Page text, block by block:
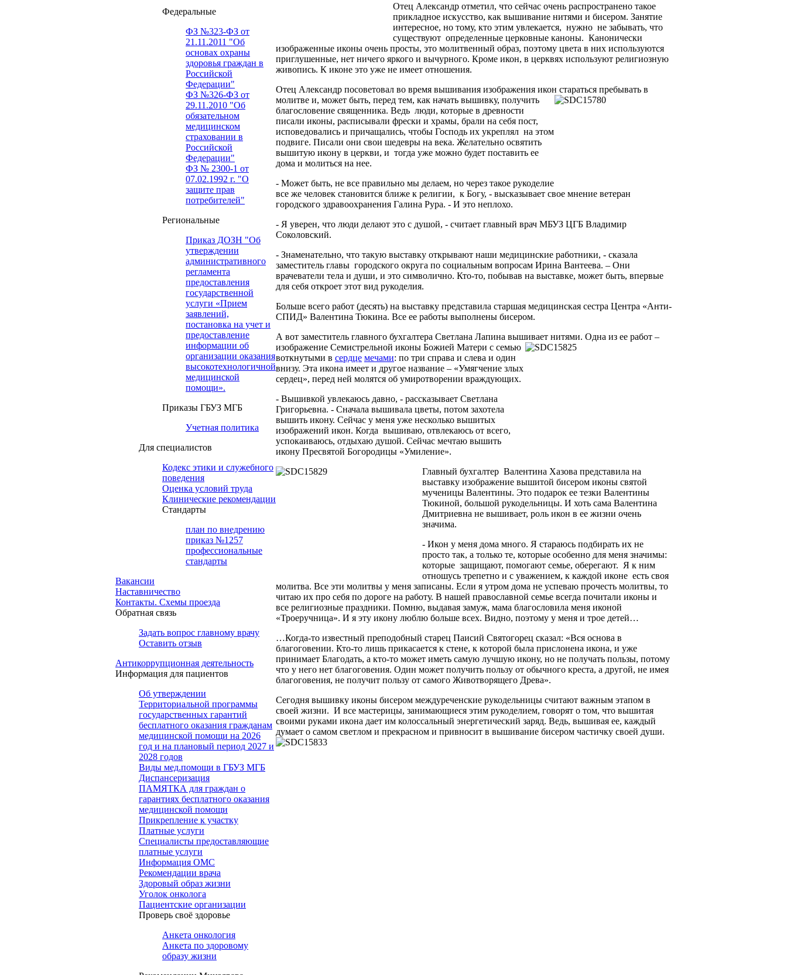
Федеральные
ФЗ №323-ФЗ от
21.11.2011 "Об
основах охраны
здоровья граждан в
Российской
Федерации"
ФЗ №326-ФЗ от
29.11.2010 "Об
обязательном
медицинском
страховании в
Российской
Федерации"
ФЗ № 2300-1 от
07.02.1992 г. "О
защите прав
потребителей"
Региональные
Приказ ДОЗН "Об
утверждении
административного
регламента
предоставления
государственной
услуги «Прием
заявлений,
постановка на учет и
предоставление
информации об
организации оказания
высокотехнологичной
медицинской
помощи».
Приказы ГБУЗ МГБ
Учетная политика
Для специалистов
Кодекс этики и служебного
поведения
Оценка условий труда
Клинические рекомендации
Cтандарты
план по внедрению
приказ №1257
профессиональные
стандарты
Вакансии
Наставничество
Контакты. Схемы проезда
Обратная связь
Задать вопрос главному врачу
Оставить отзыв
Антикоррупционная деятельность
Информация для пациентов
Об утверждении
Территориальной программы
государственных гарантий
бесплатного оказания гражданам
медицинской помощи на 2026
год и на плановый период 2027 и
2028 годов
Виды мед.помощи в ГБУЗ МГБ
Диспансеризация
ПАМЯТКА для граждан о
гарантиях бесплатного оказания
медицинской помощи
Прикрепление к участку
Платные услуги
Специалисты предоставляющие
платные услуги
Информация ОМС
Рекомендации врача
Здоровый образ жизни
Уголок онколога
Пациентские организации
Проверь своё здоровье
Анкета онкология
Анкета по здоровому
образу жизни
Отец Александр отметил, что сейчас очень распространено такое
прикладное искусство, как вышивание нитями и бисером. Занятие
интересное, но тому, кто этим увлекается, нужно не забывать, что
существуют определенные церковные каноны. Канонически
изображенные иконы очень просты, это молитвенный образ, поэтому цвета в них используются
приглушенные, нет ничего яркого и вычурного. Кроме икон, в церквях используют религиозную
живопись. К иконе это уже не имеет отношения.
Отец Александр посоветовал во время вышивания изображения икон стараться пребывать в
молитве и, может быть, перед тем, как начать вышивку, получить
благословение священника. Ведь люди, которые в древности
писали иконы, расписывали фрески и храмы, брали на себя пост,
исповедовались и причащались, чтобы Господь их укреплял на этом
подвиге. Писали они свои шедевры на века. Желательно освятить
вышитую икону в церкви, и тогда уже можно будет поставить ее
дома и молиться на нее.
- Может быть, не все правильно мы делаем, но через такое рукоделие
все же человек становится ближе к религии, к Богу, - высказывает свое мнение ветеран
городского здравоохранения Галина Рура. - И это неплохо.
- Я уверен, что люди делают это с душой, - считает главный врач МБУЗ ЦГБ Владимир
Соколовский.
- Знаменательно, что такую выставку открывают наши медицинские работники, - сказала
заместитель главы городского округа по социальным вопросам Ирина Вантеева. – Они
врачеватели тела и души, и это символично. Кто-то, побывав на выставке, может быть, впервые
для себя откроет этот вид рукоделия.
Больше всего работ (десять) на выставку представила старшая медицинская сестра Центра «Анти-
СПИД» Валентина Тюкина. Все ее работы выполнены бисером.
А вот заместитель главного бухгалтера Светлана Лапина вышивает нитями. Одна из ее работ –
изображение Семистрельной иконы Божией Матери с семью
воткнутыми в сердце мечами: по три справа и слева и один
внизу. Эта икона имеет и другое название – «Умягчение злых
сердец», перед ней молятся об умиротворении враждующих.
- Вышивкой увлекаюсь давно, - рассказывает Светлана
Григорьевна. - Сначала вышивала цветы, потом захотела
вышить икону. Сейчас у меня уже несколько вышитых
изображений икон. Когда вышиваю, отвлекаюсь от всего,
успокаиваюсь, отдыхаю душой. Сейчас мечтаю вышить
икону Пресвятой Богородицы «Умиление».
Главный бухгалтер Валентина Хазова представила на
выставку изображение вышитой бисером иконы святой
мученицы Валентины. Это подарок ее тезки Валентины
Тюкиной, большой рукодельницы. И хоть сама Валентина
Дмитриевна не вышивает, роль икон в ее жизни очень
значима.
- Икон у меня дома много. Я стараюсь подбирать их не
просто так, а только те, которые особенно для меня значимы:
которые защищают, помогают семье, оберегают. Я к ним
отношусь трепетно и с уважением, к каждой иконе есть своя
молитва. Все эти молитвы у меня записаны. Если я утром дома не успеваю прочесть молитвы, то
читаю их про себя по дороге на работу. В нашей православной семье всегда почитали иконы и
все религиозные праздники. Помню, выдавая замуж, мама благословила меня иконой
«Троеручница». И я эту икону люблю больше всех. Видно, поэтому у меня и трое детей…
…Когда-то известный преподобный старец Паисий Святогорец сказал: «Вся основа в
благоговении. Кто-то лишь прикасается к стене, к которой была прислонена икона, и уже
принимает Благодать, а кто-то может иметь самую лучшую икону, но не получать пользы, потому
что у него нет благоговения. Один может получить пользу от обычного креста, а другой, не имея
благоговения, не получит пользу от самого Животворящего Древа».
Сегодня вышивку иконы бисером междуреченские рукодельницы считают важным этапом в
своей жизни. И все мастерицы, занимающиеся этим рукоделием, говорят о том, что вышитая
своими руками икона дает им колоссальный энергетический заряд. Ведь, вышивая ее, каждый
думает о самом светлом и прекрасном и привносит в вышивание бисером частичку своей души.